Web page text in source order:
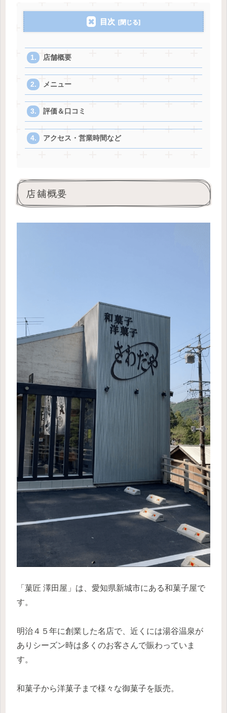
目次
店舗概要
メニュー
評価＆口コミ
アクセス・営業時間など
店舗概要
「菓匠 澤田屋」は、愛知県新城市にある和菓子屋で
す。
明治４５年に創業した名店で、近くには湯谷温泉が
ありシーズン時は多くのお客さんで賑わっていま
す。
和菓子から洋菓子まで様々な御菓子を販売。